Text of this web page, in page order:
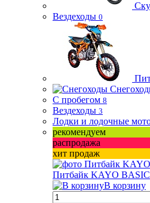
Вездеходы 0
С пробегом 8
Вездеходы 3
Лодки и лодочные
рекомендуем
распродажа
хит продаж
Питбайк KAYO BASIC
В корзину